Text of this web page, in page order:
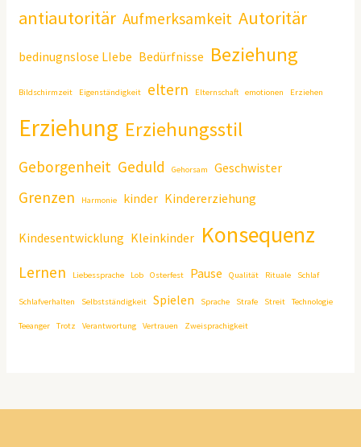
antiautoritär Aufmerksamkeit Autoritär
bedinugnslose LIebe Bedürfnisse Beziehung
Bildschirmzeit Eigenständigkeit eltern Elternschaft emotionen Erziehen
Erziehung Erziehungsstil
Geborgenheit Geduld Gehorsam Geschwister
Grenzen Harmonie kinder Kindererziehung
Kindesentwicklung Kleinkinder Konsequenz
Lernen Liebessprache Lob Osterfest Pause Qualität Rituale Schlaf
Schlafverhalten Selbstständigkeit Spielen Sprache Strafe Streit Technologie
Teeanger Trotz Verantwortung Vertrauen Zweisprachigkeit